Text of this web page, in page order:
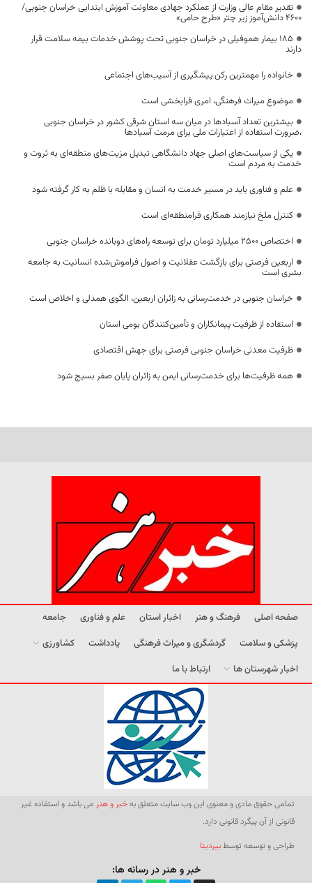
تقدیر مقام عالی وزارت از عملکرد جهادی معاونت آموزش ابتدایی خراسان جنوبی/
۴۶۰۰ دانش‌آموز زیر چتر «طرح حامی»
۱۸۵ بیمار هموفیلی در خراسان جنوبی تحت پوشش خدمات بیمه سلامت قرار
دارند
خانواده را مهمترین رکن پیشگیری از آسیب‌های اجتماعی
موضوع میراث فرهنگی، امری فرابخشی است
بیشترین تعداد آسبادها در میان سه استان شرقی کشور در خراسان جنوبی
،ضرورت استفاده از اعتبارات ملی برای مرمت آسبادها
یکی از سیاست‌های اصلی جهاد دانشگاهی تبدیل مزیت‌های منطقه‌ای به ثروت و
خدمت به مردم است
علم و فناوری باید در مسیر خدمت به انسان و مقابله با ظلم به کار گرفته شود
کنترل ملخ نیازمند همکاری فرامنطقه‌ای است
اختصاص 2500 میلیارد تومان برای توسعه راه‌های دوبانده خراسان جنوبی
اربعین فرصتی برای بازگشت عقلانیت و اصول فراموش‌شده انسانیت به جامعه
بشری است
خراسان جنوبی در خدمت‌رسانی به زائران اربعین، الگوی همدلی و اخلاص است
استفاده از ظرفیت پیمانکاران و تأمین‌کنندگان بومی استان
ظرفیت معدنی خراسان جنوبی فرصتی برای جهش اقتصادی
همه ظرفیت‌ها برای خدمت‌رسانی ایمن به زائران پایان صفر بسیج شود
صفحه اصلی فرهنگ و هنر اخبار استان علم و فناوری
جامعه
پزشکی و سلامت
گردشگری و میراث فرهنگی یادداشت
کشاورزی
اخبار شهرستان ها
ارتباط با ما
تمامی حقوق مادی و معنوی این وب سایت متعلق بهخبر و هنر می باشد و استفاده غیر
قانونی از آن پیگرد قانونی دارد.
طراحی و توسعه توسطبیردیتا
خبر و هنر در رسانه ها: